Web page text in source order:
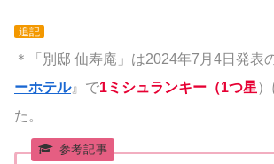
追記
＊「別邸 仙寿庵」は2024年7月4日発表
ーホテル』で1ミシュランキー（1つ星
た。